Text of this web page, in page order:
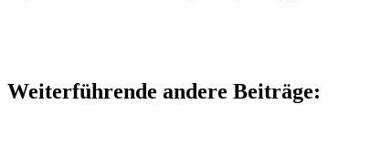
Weiterführende andere Beiträge: